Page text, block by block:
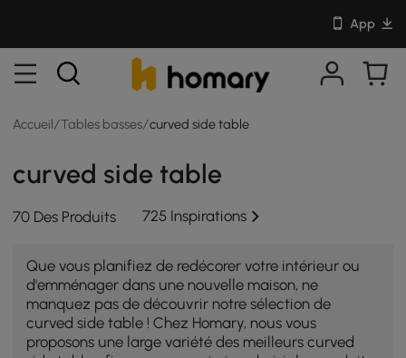
App
Accueil/Tables basses/curved side table
curved side table
70 Des Produits 725 Inspirations
Que vous planifiez de redécorer votre intérieur ou
d'emménager dans une nouvelle maison, ne
manquez pas de découvrir notre sélection de
curved side table ! Chez Homary, nous vous
proposons une large variété des meilleurs curved